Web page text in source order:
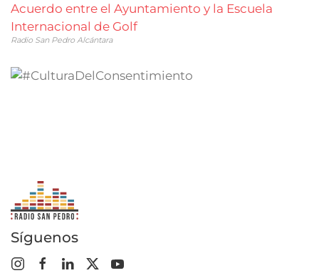
Acuerdo entre el Ayuntamiento y la Escuela
Internacional de Golf
Radio San Pedro Alcántara
Síguenos